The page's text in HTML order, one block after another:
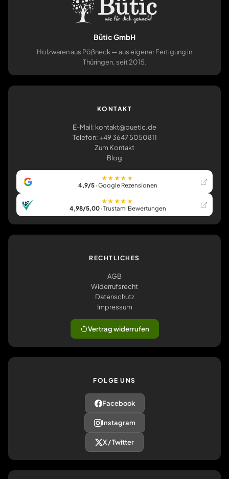
Bütic GmbH
Holzwaren aus Pößneck — aus eigener Fertigung in
Thüringen, seit 2015.
KONTAKT
E-Mail: kontakt@buetic.de
Telefon: +49 3647 5050811
Zum Kontakt
Blog
★★★★★
4,9/5· Google Rezensionen
★★★★★
4,98/5,00· Trustami Bewertungen
RECHTLICHES
AGB
Widerrufsrecht
Datenschutz
Impressum
Vertrag widerrufen
FOLGE UNS
Facebook
Instagram
X / Twitter